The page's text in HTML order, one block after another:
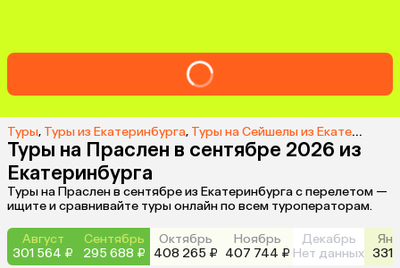
Туры, Туры из Екатеринбурга, Туры на Сейшелы из Екатеринбурга
Туры на Праслен в сентябре 2026 из
Екатеринбурга
Туры на Праслен в сентябре из Екатеринбурга с перелетом —
ищите и сравнивайте туры онлайн по всем туроператорам.
Август
301 564 ₽
Сентябрь
295 688 ₽
Октябрь
408 265 ₽
Ноябрь
407 744 ₽
Декабрь
Нет данных 331